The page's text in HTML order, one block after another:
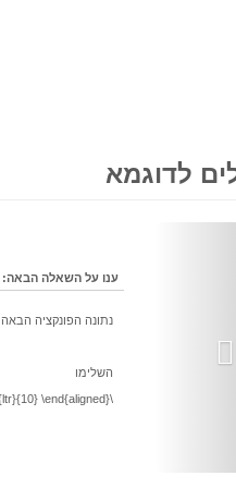
לדוגמא
ענו על השאלה הבאה:
נתונה הפונקציה הבאה
השלימו
\begin{aligned} f(0)+f(6)=\INPUTBOX{1}{ltr}{10} \end{aligned}